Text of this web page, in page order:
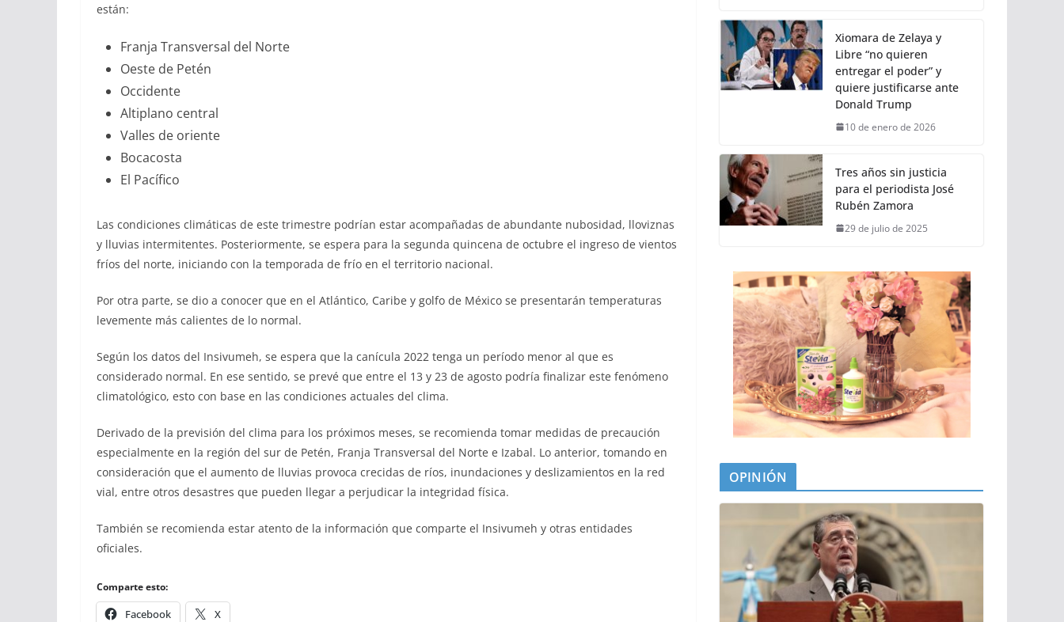
están:
Franja Transversal del Norte
Oeste de Petén
Occidente
Altiplano central
Valles de oriente
Bocacosta
El Pacífico
Las condiciones climáticas de este trimestre podrían estar acompañadas de abundante nubosidad, lloviznas
y lluvias intermitentes. Posteriormente, se espera para la segunda quincena de octubre el ingreso de vientos
fríos del norte, iniciando con la temporada de frío en el territorio nacional.
Por otra parte, se dio a conocer que en el Atlántico, Caribe y golfo de México se presentarán temperaturas
levemente más calientes de lo normal.
Según los datos del Insivumeh, se espera que la canícula 2022 tenga un período menor al que es
considerado normal. En ese sentido, se prevé que entre el 13 y 23 de agosto podría finalizar este fenómeno
climatológico, esto con base en las condiciones actuales del clima.
Derivado de la previsión del clima para los próximos meses, se recomienda tomar medidas de precaución
especialmente en la región del sur de Petén, Franja Transversal del Norte e Izabal. Lo anterior, tomando en
consideración que el aumento de lluvias provoca crecidas de ríos, inundaciones y deslizamientos en la red
vial, entre otros desastres que pueden llegar a perjudicar la integridad física.
También se recomienda estar atento de la información que comparte el Insivumeh y otras entidades
oficiales.
Comparte esto:
Facebook X
Xiomara de Zelaya y
Libre “no quieren
entregar el poder” y
quiere justificarse ante
Donald Trump
10 de enero de 2026
Tres años sin justicia
para el periodista José
Rubén Zamora
29 de julio de 2025
OPINIÓN